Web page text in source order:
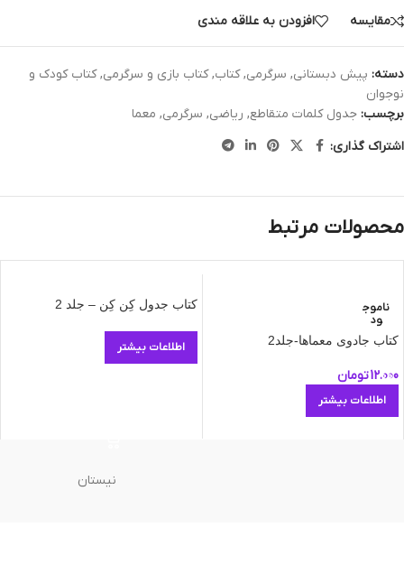
مقایسه
افزودن به علاقه مندی
دسته: پیش دبستانی, سرگرمی, کتاب, کتاب بازی و سرگرمی, کتاب کودک و
نوجوان
برچسب: جدول کلمات متقاطع, ریاضی, سرگرمی, معما
اشتراک گذاری:
محصولات مرتبط
ناموج
ود
کتاب جادوی معماها-جلد2
12.000تومان
اطلاعات بیشتر
کتاب جدول کِن کِن – جلد 2
اطلاعات بیشتر
نیستان